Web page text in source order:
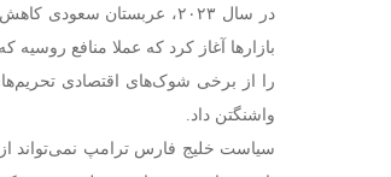
در سال ۲۰۲۳، عربستان
بازارها آغاز کرد که عملا منافع
را از برخی شوک‌های اقتصادی
واشنگتن داد.
سیاست خلیج فارس ترامپ نمی‌تواند از